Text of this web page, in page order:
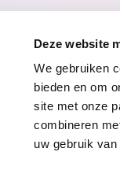
Deze website
We gebruiken
bieden en om
site met onze
combineren
uw gebruik
© 2026 Radar